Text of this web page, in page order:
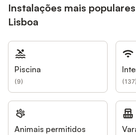
Instalações mais
Lisboa
Piscina
(9) (137
Animais permitidos